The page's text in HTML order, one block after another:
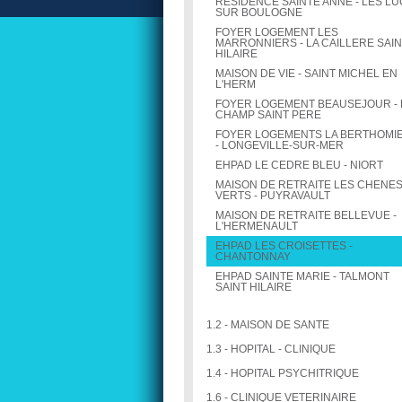
SUR BOULOGNE
FOYER LOGEMENT LES
MARRONNIERS - LA CAILLERE
HILAIRE
MAISON DE VIE - SAINT MICHEL EN
L'HERM
FOYER LOGEMENT BEAUSEJOUR -
CHAMP SAINT PERE
FOYER LOGEMENTS LA
- LONGEVILLE-SUR-MER
EHPAD LE CEDRE BLEU - NIORT
MAISON DE RETRAITE LES CHENES
VERTS - PUYRAVAULT
MAISON DE RETRAITE BELLEVUE -
L'HERMENAULT
EHPAD LES CROISETTES -
CHANTONNAY
EHPAD SAINTE MARIE - TALMONT
SAINT HILAIRE
1.2 - MAISON DE SANTE
1.3 - HOPITAL - CLINIQUE
1.4 - HOPITAL PSYCHITRIQUE
1.6 - CLINIQUE VETERINAIRE